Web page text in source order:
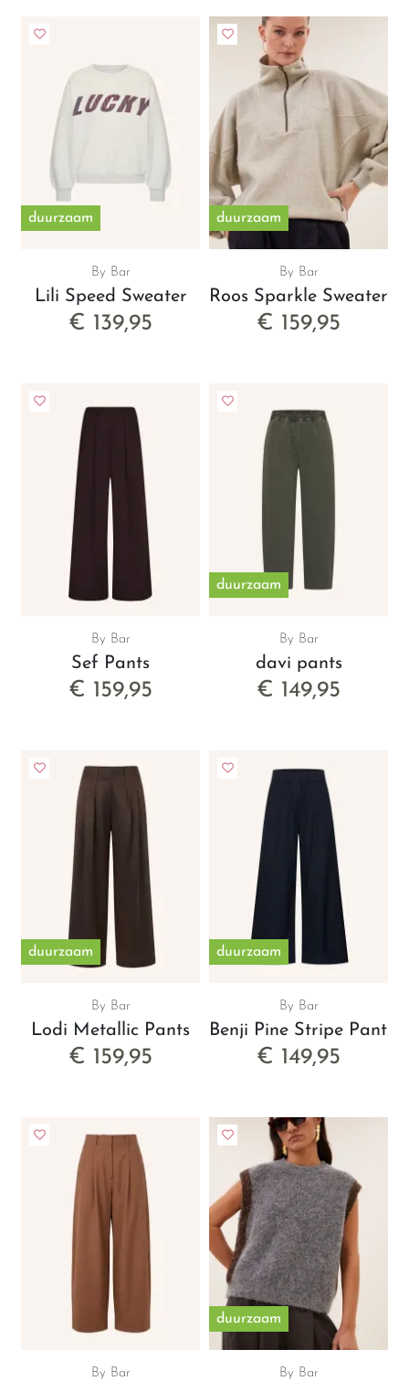
duurzaam
By Bar
Lili Speed Sweater
€ 139,95
duurzaam
By Bar
Roos Sparkle Sweater
€ 159,95
By Bar
Sef Pants
€ 159,95
duurzaam
By Bar
davi pants
€ 149,95
duurzaam
By Bar
Lodi Metallic Pants
€ 159,95
duurzaam
By Bar
Benji Pine Stripe Pants
€ 149,95
By Bar
duurzaam
By Bar